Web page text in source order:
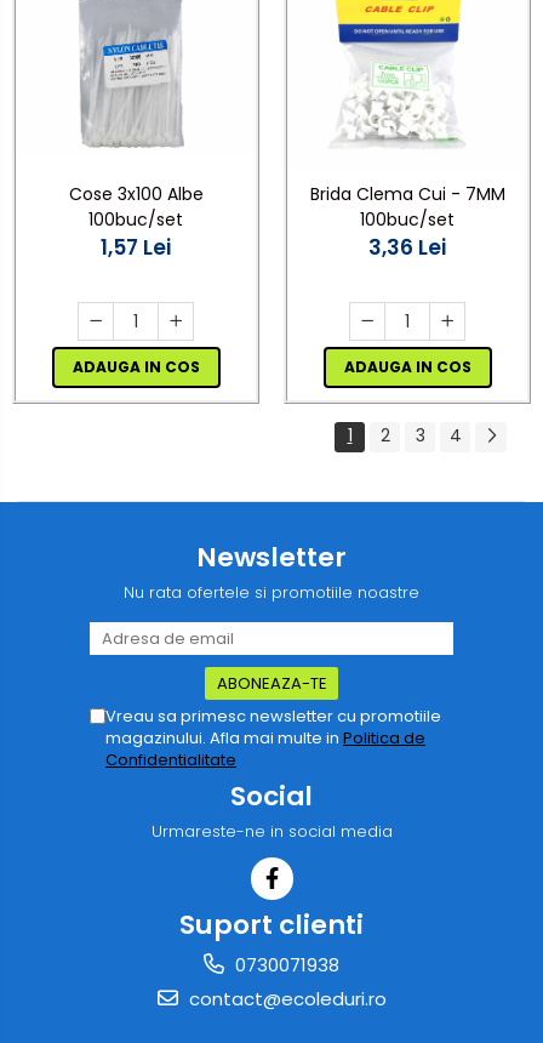
Cose 3x100 Albe
100buc/set
1,57 Lei
ADAUGA IN COS
Brida Clema Cui - 7MM
100buc/set
3,36 Lei
ADAUGA IN COS
1 2 3 4
Newsletter
Nu rata ofertele si promotiile noastre
Vreau sa primesc newsletter cu promotiile
magazinului. Afla mai multe in Politica de
Confidentialitate
Social
Urmareste-ne in social media
Suport clienti
0730071938
contact@ecoleduri.ro